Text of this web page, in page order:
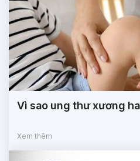
Vì sao ung thư xương
Xem thêm